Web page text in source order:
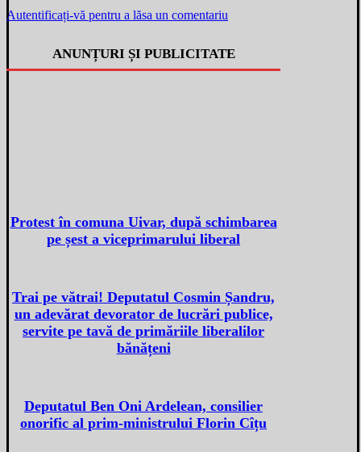
Autentificați-vă pentru a lăsa un comentariu
ANUNȚURI ȘI PUBLICITATE
Protest în comuna Uivar, după schimbarea
pe șest a viceprimarului liberal
Trai pe vătrai! Deputatul Cosmin Șandru,
un adevărat devorator de lucrări publice,
servite pe tavă de primăriile liberalilor
bănățeni
Deputatul Ben Oni Ardelean, consilier
onorific al prim-ministrului Florin Cîțu